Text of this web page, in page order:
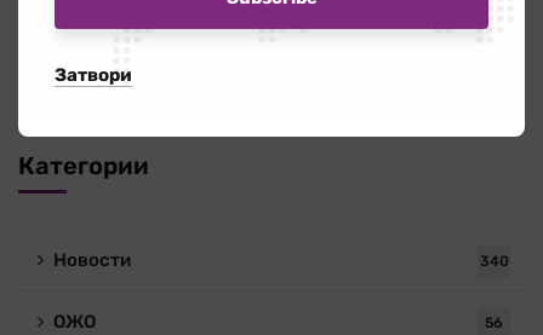
Категории
Новости 340
ОЖО 56
Затвори